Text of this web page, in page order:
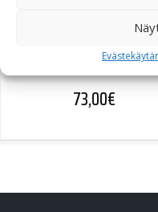
T-RaY Topcase S, hopea
73,00€